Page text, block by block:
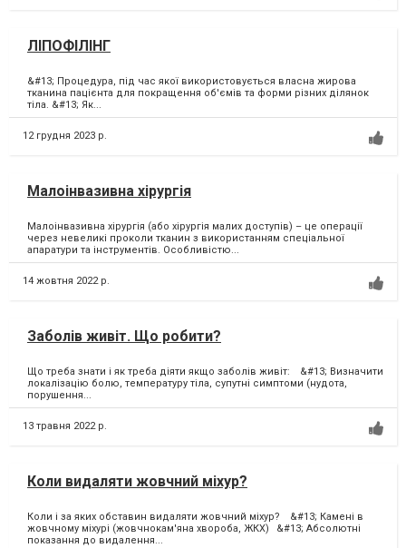
ЛІПОФІЛІНГ
&#13; Процедура, під час якої використовується власна жирова
тканина пацієнта для покращення об'ємів та форми різних ділянок
тіла. &#13; Як...
12 грудня 2023 р.
Малоінвазивна хірургія
Малоінвазивна хірургія (або хірургія малих доступів) – це операції
через невеликі проколи тканин з використанням спеціальної
апаратури та інструментів. Особливістю...
14 жовтня 2022 р.
Заболів живіт. Що робити?
Що треба знати і як треба діяти якщо заболів живіт:⠀ &#13; Визначити
локалізацію болю, температуру тіла, супутні симптоми (нудота,
порушення...
13 травня 2022 р.
Коли видаляти жовчний міхур?
Коли і за яких обставин видаляти жовчний міхур?⠀ &#13; Камені в
жовчному міхурі (жовчнокам'яна хвороба, ЖКХ)⠀&#13; Абсолютні
показання до видалення...